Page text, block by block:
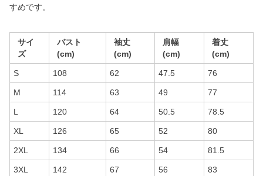
すめです。
サイ
ズ
バスト
(cm)
袖丈
(cm)
肩幅
(cm)
着丈
(cm)
S 108 62 47.5 76
M 114 63 49 77
L 120 64 50.5 78.5
XL 126 65 52 80
2XL 134 66 54 81.5
3XL 142 67 56 83